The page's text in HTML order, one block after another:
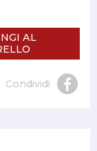
AL
Condividi